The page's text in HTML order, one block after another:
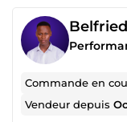
Commande en
Vendeur depuis